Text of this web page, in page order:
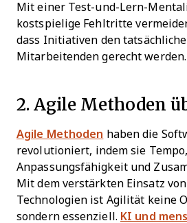
Mit einer Test-und-Lern-
kostspielige Fehltritte
dass Initiativen den
Mitarbeitenden gerecht werden.
2. Agile Methoden
Agile Methoden haben die
revolutioniert, indem sie Tempo,
Anpassungsfähigkeit und
Mit dem verstärkten Einsatz
Technologien ist Agilität keine
sondern essenziell. KI und